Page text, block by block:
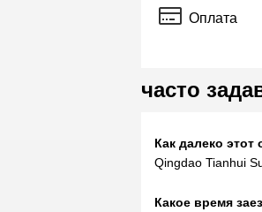
Оплата
часто
Как далеко
Qingdao Tianhui
Какое время